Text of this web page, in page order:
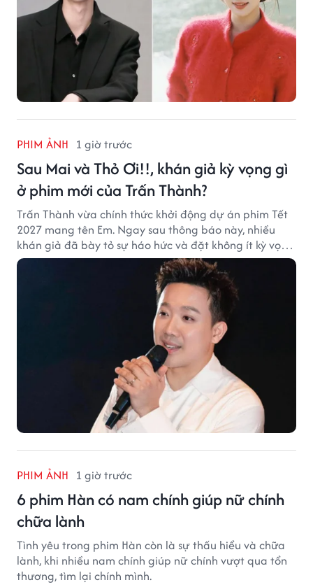
PHIM ẢNH 1 giờ trước
Sau Mai và Thỏ Ơi!!, khán giả kỳ vọng gì
ở phim mới của Trấn Thành?
Trấn Thành vừa chính thức khởi động dự án phim Tết
2027 mang tên Em. Ngay sau thông báo này, nhiều
khán giả đã bày tỏ sự háo hức và đặt không ít kỳ vọng
vào bộ phim mới của Trấn Thành.
PHIM ẢNH 1 giờ trước
6 phim Hàn có nam chính giúp nữ chính
chữa lành
Tình yêu trong phim Hàn còn là sự thấu hiểu và chữa
lành, khi nhiều nam chính giúp nữ chính vượt qua tổn
thương, tìm lại chính mình.